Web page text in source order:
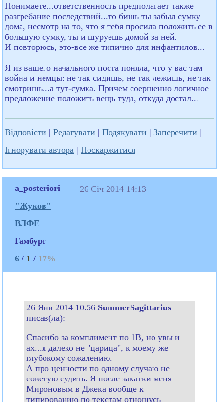
Понимаете...ответственность предполагает также
разгребание последствий...то бишь ты забыл сумку
дома, несмотр на то, что я тебя просила положить ее в
большую сумку, ты и шуруешь домой за ней.
И повторюсь, это-все же типично для инфантилов...
Я из вашего начального поста поняла, что у вас там
война и немцы: не так сидишь, не так лежишь, не так
смотришь...а тут-сумка. Причем соершенно логичное
предложение положить вещь туда, откуда достал...
Відповісти | Редагувати | Подякувати | Заперечити |
Ігнорувати автора | Поскаржитися
a_posteriori
"Жуков"
ВЛФЕ
Гамбург
6 / 1 / 17%
26 Січ 2014 14:13
26 Янв 2014 10:56 SummerSagittarius
писав(ла):
Спасибо за комплимент по 1В, но увы и
ах...я далеко не "царица", к моему же
глубокому сожалению.
А про ценности по одному случаю не
советую судить. Я после закатки меня
Мироновым в Джека вообще к
типированию по текстам отношусь